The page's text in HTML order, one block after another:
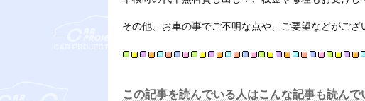
その他、お車の事でご不明な点や、ご要望などがござ
この記事を読んでいる人はこんな記事も読んで